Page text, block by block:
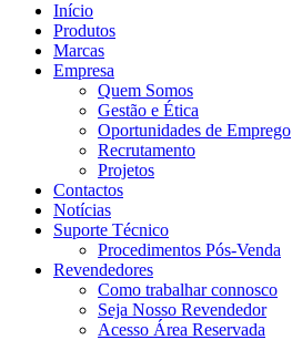
Início
Produtos
Marcas
Empresa
Quem Somos
Gestão e Ética
Oportunidades de Emprego
Recrutamento
Projetos
Contactos
Notícias
Suporte Técnico
Procedimentos Pós-Venda
Revendedores
Como trabalhar connosco
Seja Nosso Revendedor
Acesso Área Reservada